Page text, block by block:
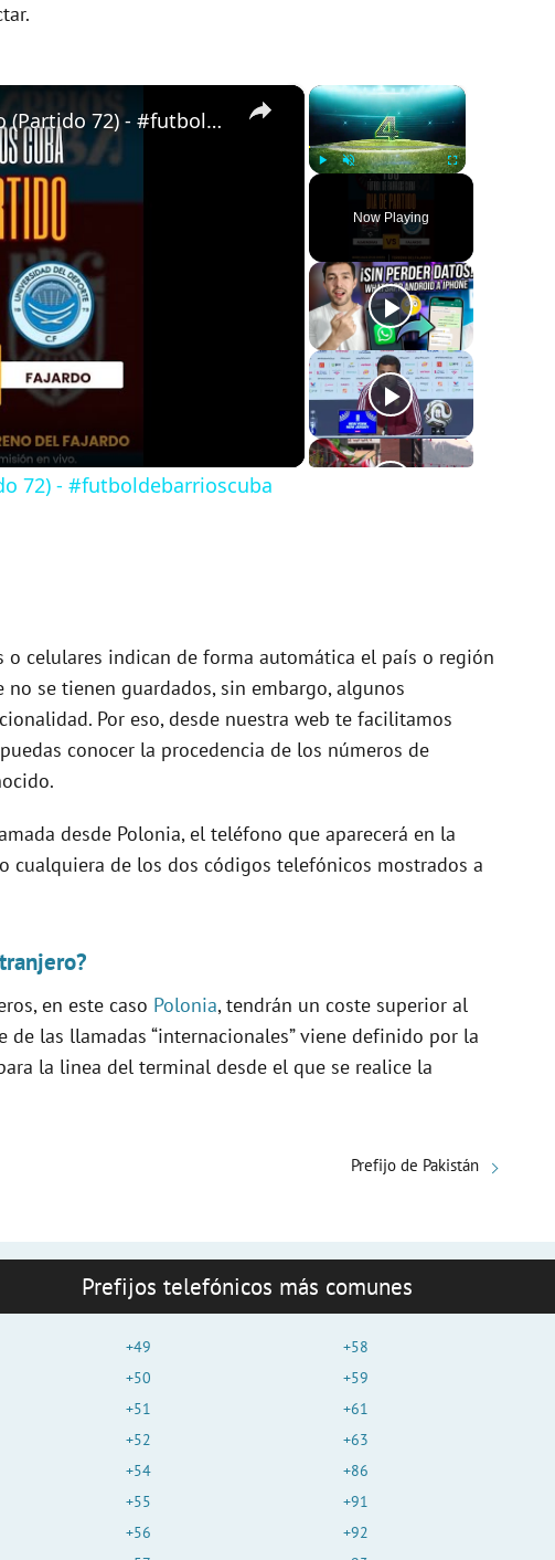
×
Unmute Fullscreen
Now Playing
×
Almendras de Párraga VS Fajardo (Partido 72) - #futboldebarrioscuba
72) - #futboldebarrioscuba
celulares indican de forma automática el país o región
se tienen guardados, sin embargo, algunos
Por eso, desde nuestra web te facilitamos
conocer la procedencia de los números de
desde Polonia, el teléfono que aparecerá en la
de los dos códigos telefónicos mostrados a
en este caso Polonia, tendrán un coste superior al
las llamadas “internacionales” viene definido por la
la linea del terminal desde el que se realice la
Prefijo de Pakistán
Prefijos telefónicos más comunes
+49
+50
+51
+52
+54
+55
+56
+58
+59
+61
+63
+86
+91
+92